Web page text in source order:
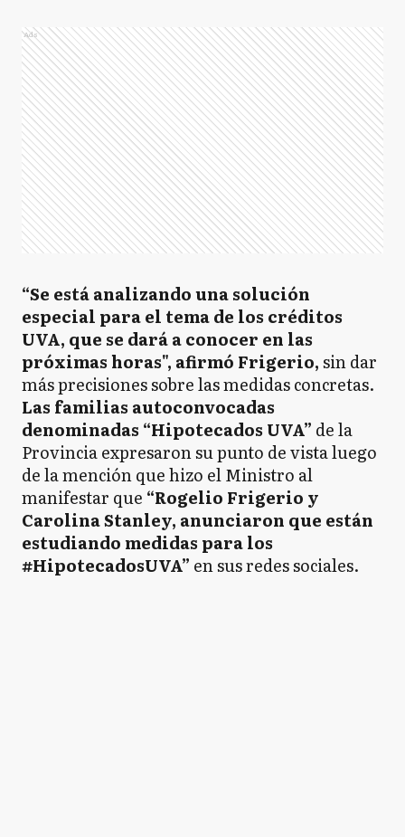
Ads
“Se está analizando una solución
especial para el tema de los créditos
UVA, que se dará a conocer en las
próximas horas", afirmó Frigerio,sin dar
más precisiones sobre las medidas concretas.
Las familias autoconvocadas
denominadas “Hipotecados UVA” de la
Provincia expresaron su punto de vista luego
de la mención que hizo el Ministro al
manifestar que “Rogelio Frigerio y
Carolina Stanley, anunciaron que están
estudiando medidas para los
#HipotecadosUVA” en sus redes sociales.